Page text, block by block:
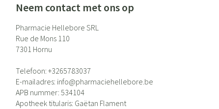
Neem contact met ons op
Pharmacie Hellebore SRL
Rue de Mons 110
7301 Hornu
Telefoon: +3265783037
E-mailadres: info@pharmaciehellebore.be
APB nummer: 534104
Apotheek titularis: Gaëtan Flament